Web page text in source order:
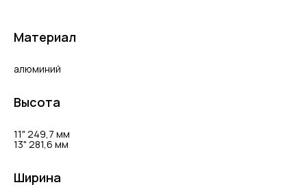
Материал
алюминий
Высота
11" 249,7 мм
13" 281,6 мм
Ширина